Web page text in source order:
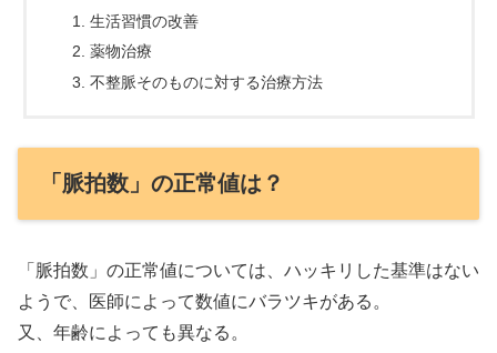
生活習慣の改善
薬物治療
不整脈そのものに対する治療方法
「脈拍数」の正常値は？
「脈拍数」の正常値については、ハッキリした基準はない
ようで、医師によって数値にバラツキがある。
又、年齢によっても異なる。